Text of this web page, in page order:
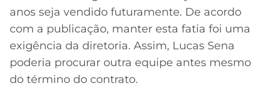
CRUZEIRO
anos seja vendido futuramente. De acordo
com a publicação, manter esta fatia foi uma
exigência da diretoria. Assim, Lucas Sena
poderia procurar outra equipe antes mesmo
do término do contrato.